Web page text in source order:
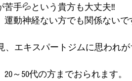
苦手💦という貴方も大丈夫‼
運動神経ない方でも関係ないで
見、エキスパートジムに思われ
～50代の方までおられます。